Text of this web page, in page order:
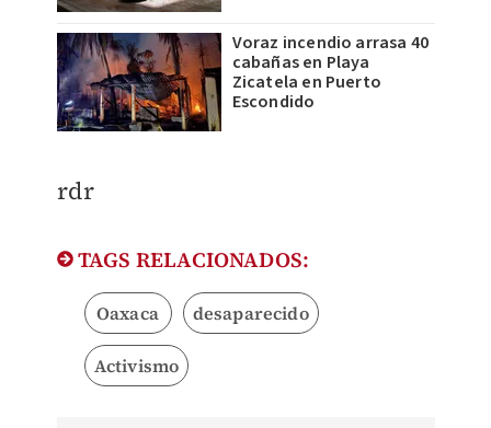
Voraz incendio arrasa 40
cabañas en Playa
Zicatela en Puerto
Escondido
rdr
TAGS RELACIONADOS:
Oaxaca desaparecido
Activismo